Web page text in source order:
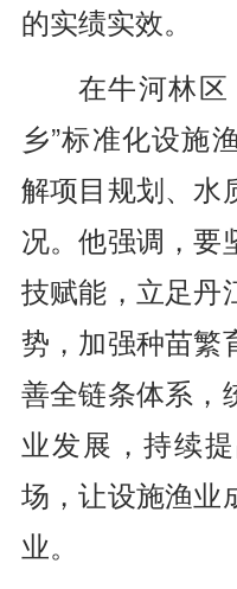
的实绩实效。
在牛河林区
乡”标准化设施
解项目规划、水
况。他强调，要
技赋能，立足丹
势，加强种苗繁
善全链条体系，
业发展，持续
场，让设施渔业
业。